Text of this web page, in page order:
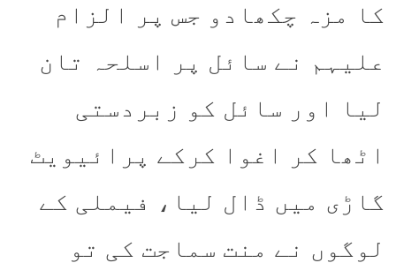
کا مزہ چکھادو جس پر الزام
علیہم نے سائل پر اسلحہ تان
لیا اور سائل کو زبردستی
اٹھا کر اغوا کرکے پرائیویٹ
گاڑی میں ڈال لیا، فیملی کے
لوگوں نے منت سماجت کی تو